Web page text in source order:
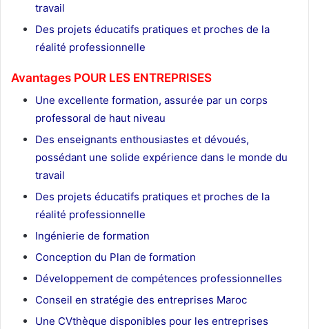
travail
Des projets éducatifs pratiques et proches de la
réalité professionnelle
Avantages POUR LES ENTREPRISES
Une excellente formation, assurée par un corps
professoral de haut niveau
Des enseignants enthousiastes et dévoués,
possédant une solide expérience dans le monde du
travail
Des projets éducatifs pratiques et proches de la
réalité professionnelle
Ingénierie de formation
Conception du Plan de formation
Développement de compétences professionnelles
Conseil en stratégie des entreprises Maroc
Une CVthèque disponibles pour les entreprises